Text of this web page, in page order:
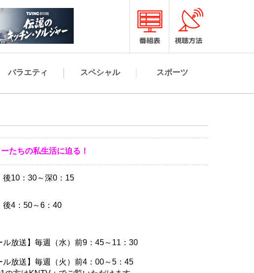
バラエティ スペシャル スポーツ
たちの私生活に迫る！
後10：30～深0：15
後4：50～6：40
ル放送】毎週（水）前9：45～11：30
ル放送】毎週（火）前4：00～5：45